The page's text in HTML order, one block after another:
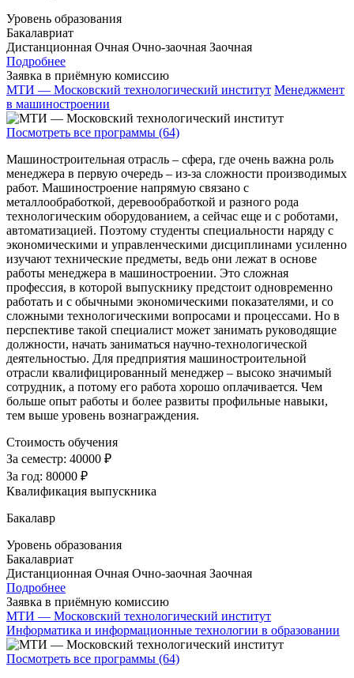
Уровень образования
Бакалавриат
Дистанционная Очная Очно-заочная Заочная
Подробнее
Заявка в приёмную комиссию
МТИ — Московский технологический институт Менеджмент
в машиностроении
Посмотреть все программы (64)
Машиностроительная отрасль – сфера, где очень важна роль
менеджера в первую очередь – из-за сложности производимых
работ. Машиностроение напрямую связано с
металлообработкой, деревообработкой и разного рода
технологическим оборудованием, а сейчас еще и с роботами,
автоматизацией. Поэтому студенты специальности наряду с
экономическими и управленческими дисциплинами усиленно
изучают технические предметы, ведь они лежат в основе
работы менеджера в машиностроении. Это сложная
профессия, в которой выпускнику предстоит одновременно
работать и с обычными экономическими показателями, и со
сложными технологическими вопросами и процессами. Но в
перспективе такой специалист может занимать руководящие
должности, начать заниматься научно-технологической
деятельностью. Для предприятия машиностроительной
отрасли квалифицированный менеджер – высоко значимый
сотрудник, а потому его работа хорошо оплачивается. Чем
больше опыт работы и более развиты профильные навыки,
тем выше уровень вознаграждения.
Стоимость обучения
За семестр: 40000 ₽
За год: 80000 ₽
Квалификация выпускника
Бакалавр
Уровень образования
Бакалавриат
Дистанционная Очная Очно-заочная Заочная
Подробнее
Заявка в приёмную комиссию
МТИ — Московский технологический институт
Информатика и информационные технологии в образовании
Посмотреть все программы (64)